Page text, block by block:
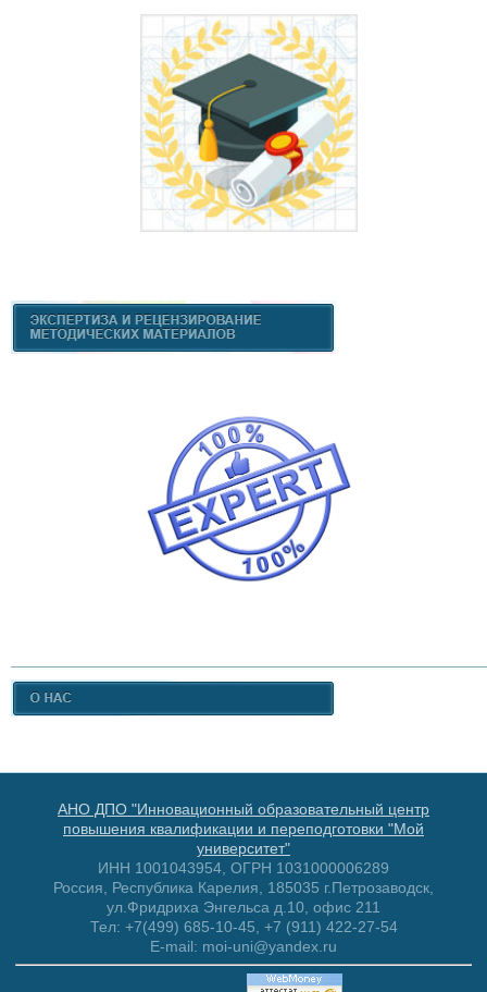
АНО ДПО "Инновационный образовательный центр
повышения квалификации и переподготовки "Мой
университет"
ИНН 1001043954, ОГРН 1031000006289
Россия, Республика Карелия, 185035 г.Петрозаводск,
ул.Фридриха Энгельса д.10, офис 211
Тел: +7(499) 685-10-45, +7 (911) 422-27-54
E-mail: moi-uni@yandex.ru